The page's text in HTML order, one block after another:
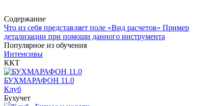
Содержание
Что из себя представляет поле «Вид расчетов» Пример
детализации при помощи данного инструмента
Популярное из обучения
Интенсивы
ККТ
БУХМАРАФОН 11.0
Клуб
Бухучет